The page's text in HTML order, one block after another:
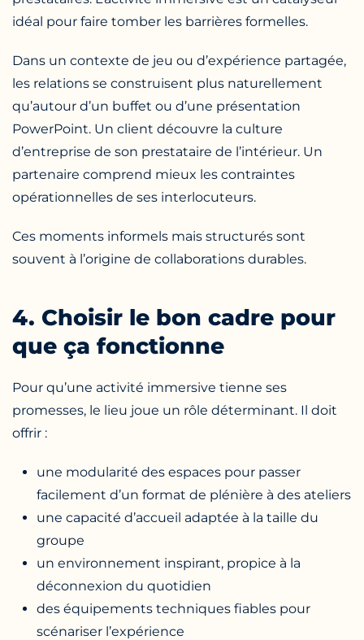
idéal pour faire tomber les barrières formelles.
Dans un contexte de jeu ou d’expérience partagée,
les relations se construisent plus naturellement
qu’autour d’un buffet ou d’une présentation
PowerPoint. Un client découvre la culture
d’entreprise de son prestataire de l’intérieur. Un
partenaire comprend mieux les contraintes
opérationnelles de ses interlocuteurs.
Ces moments informels mais structurés sont
souvent à l’origine de collaborations durables.
4. Choisir le bon cadre pour
que ça fonctionne
Pour qu’une activité immersive tienne ses
promesses, le lieu joue un rôle déterminant. Il doit
offrir :
une modularité des espaces pour passer
facilement d’un format de plénière à des ateliers
une capacité d’accueil adaptée à la taille du
groupe
un environnement inspirant, propice à la
déconnexion du quotidien
des équipements techniques fiables pour
scénariser l’expérience